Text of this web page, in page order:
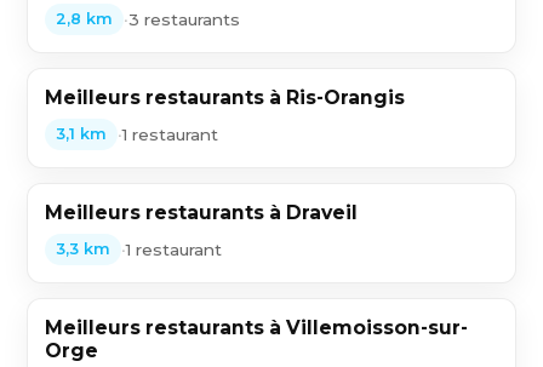
2,8 km •3 restaurants
Meilleurs restaurants à Ris-Orangis
3,1 km •1 restaurant
Meilleurs restaurants à Draveil
3,3 km •1 restaurant
Meilleurs restaurants à Villemoisson-sur-
Orge